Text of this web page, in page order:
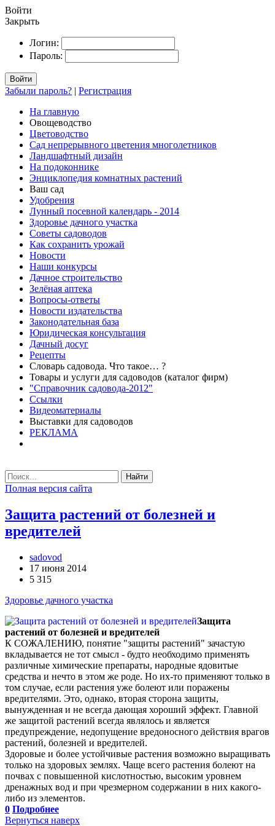
Войти
Закрыть
Логин:
Пароль:
Войти
Забыли пароль? | Регистрация
На главную
Овощеводство
Цветоводство
Сад непрерывного цветения многолетников
Ландшафтный дизайн
На подоконнике
Энциклопедия комнатных растений
Ваш сад
Удобрения
Лунный посевной календарь - 2014
Здоровье дачного участка
Советы садоводов
Как сохранить урожай
Новости
Наши конкурсы
Дачное строительство
Зелёная аптека
Вопросы-ответы
Новости издательства
Законодательная база
Юридическая консультация
Дачный досуг
Рецепты
Словарь садовода. Что такое… ?
Товары и услуги для садоводов (каталог фирм)
"Справочник садовода-2012"
Ссылки
Видеоматериалы
Выставки для садоводов
РЕКЛАМА
Найти
Полная версия сайта
Защита растений от болезней и
вредителей
sadovod
17 июня 2014
5 315
Здоровье дачного участка
Защита
растений от болезней и вредителей
К СОЖАЛЕНИЮ, понятие "защиты растений" зачастую
вкладывается не тот смысл - будто необходимо применять
различные химические препараты, народные ядовитые
средства и нечто в этом же роде. Но их-то применяют только в
том случае, если растения уже болеют или поражены
вредителями. Это, однако, вторая сторона защиты,
вынужденная и не всегда дающая хороший эффект. Главной
же защитой растений всегда являлось и является
предупреждение, недопущение вредоносного действия врагов
растений, болезней и вредителей.
Здоровые и более устойчивые растения возможно выращивать
только на здоровых землях. Чаще всего растения болеют на
почвах с повышенной кислотностью, высоким уровнем
дренажных вод и при чрезмерном содержании в них какого-
либо из элементов.
0 Подробнее
Вернуться наверх